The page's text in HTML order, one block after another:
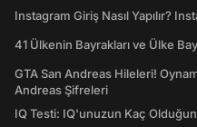
Instagram Giriş Nasıl Yapılır?
41 Ülkenin Bayrakları ve Ülke
GTA San Andreas Hileleri!
Andreas Şifreleri
IQ Testi: IQ'unuzun Kaç